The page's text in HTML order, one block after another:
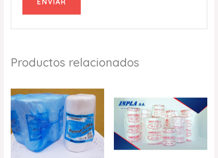
Productos relacionados